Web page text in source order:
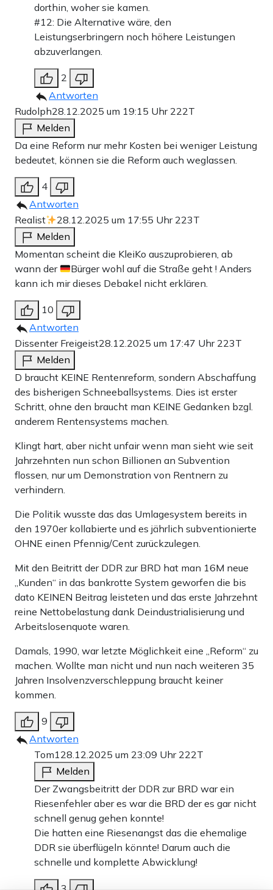
dorthin, woher sie kamen.
#12: Die Alternative wäre, den
Leistungserbringern noch höhere Leistungen
abzuverlangen.
2
Antworten
Rudolph28.12.2025 um 19:15 Uhr 222T
Melden
Da eine Reform nur mehr Kosten bei weniger Leistung
bedeutet, können sie die Reform auch weglassen.
4
Antworten
Realist
28.12.2025 um 17:55 Uhr 223T
Melden
Momentan scheint die KleiKo auszuprobieren, ab
wann der
Bürger wohl auf die Straße geht ! Anders
kann ich mir dieses Debakel nicht erklären.
10
Antworten
Dissenter Freigeist28.12.2025 um 17:47 Uhr 223T
Melden
D braucht KEINE Rentenreform, sondern Abschaffung
des bisherigen Schneeballsystems. Dies ist erster
Schritt, ohne den braucht man KEINE Gedanken bzgl.
anderem Rentensystems machen.
Klingt hart, aber nicht unfair wenn man sieht wie seit
Jahrzehnten nun schon Billionen an Subvention
flossen, nur um Demonstration von Rentnern zu
verhindern.
Die Politik wusste das das Umlagesystem bereits in
den 1970er kollabierte und es jährlich subventionierte
OHNE einen Pfennig/Cent zurückzulegen.
Mit den Beitritt der DDR zur BRD hat man 16M neue
„Kunden“ in das bankrotte System geworfen die bis
dato KEINEN Beitrag leisteten und das erste Jahrzehnt
reine Nettobelastung dank Deindustrialisierung und
Arbeitslosenquote waren.
Damals, 1990, war letzte Möglichkeit eine „Reform“ zu
machen. Wollte man nicht und nun nach weiteren 35
Jahren Insolvenzverschleppung braucht keiner
kommen.
9
Antworten
Tom128.12.2025 um 23:09 Uhr 222T
Melden
Der Zwangsbeitritt der DDR zur BRD war ein
Riesenfehler aber es war die BRD der es gar nicht
schnell genug gehen konnte!
Die hatten eine Riesenangst das die ehemalige
DDR sie überflügeln könnte! Darum auch die
schnelle und komplette Abwicklung!